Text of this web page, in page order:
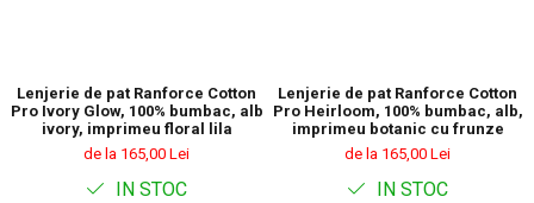
Lenjerie de pat Ranforce Cotton
Pro Ivory Glow, 100% bumbac, alb
ivory, imprimeu floral lila
de la 165,00 Lei
IN STOC
Lenjerie de pat Ranforce Cotton
Pro Heirloom, 100% bumbac, alb,
imprimeu botanic cu frunze
de la 165,00 Lei
IN STOC